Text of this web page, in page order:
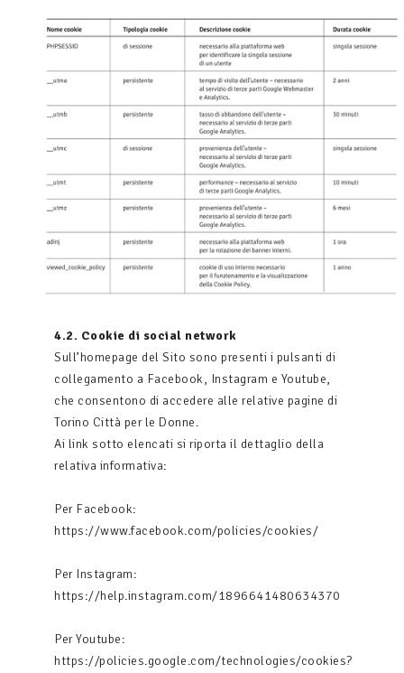
4.2. Cookie di social network
Sull’homepage del Sito sono presenti i pulsanti di
collegamento a Facebook, Instagram e Youtube,
che consentono di accedere alle relative pagine di
Torino Città per le Donne.
Ai link sotto elencati si riporta il dettaglio della
relativa informativa:
Per Facebook:
https://www.facebook.com/policies/cookies/
Per Instagram:
https://help.instagram.com/1896641480634370
Per Youtube:
https://policies.google.com/technologies/cookies?